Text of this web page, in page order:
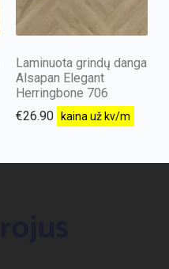
Laminuota grindų danga
Alsapan Elegant
Herringbone 706
€26.90 kaina už kv/m